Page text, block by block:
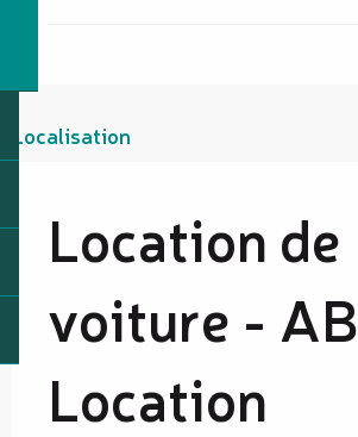
Localisation
Location de
voiture - AB
Location